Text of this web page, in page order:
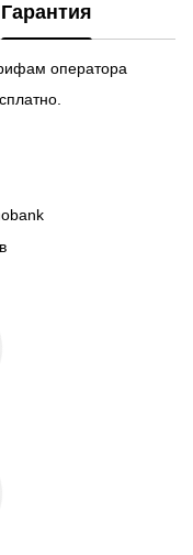
Гарантия
оператора